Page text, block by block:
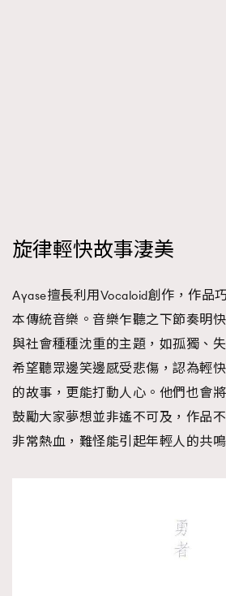
旋律輕快故事淒美
Ayase擅長利用Vocaloid創作，作品
本傳統音樂。音樂乍聽之下節奏明
與社會種種沈重的主題，如孤獨、
希望聽眾邊笑邊感受悲傷，認為輕
的故事，更能打動人心。他們也會
鼓勵大家夢想並非遙不可及，作品
非常熱血，難怪能引起年輕人的共鳴